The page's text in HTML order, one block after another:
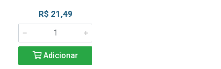
R$ 21,49
Adicionar